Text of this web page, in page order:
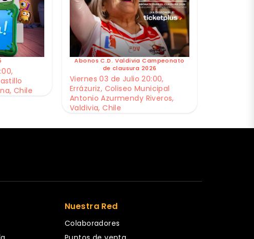
Chile
Abonos C.D. Valdivia Campeonato
de clausura 2026
Viernes 03 de Julio 20:00,
Errázuriz, Coliseo Municipal
Antonio Azurmendy Riveros,
Valdivia, Chile
Nuestra Red
Colaboradores